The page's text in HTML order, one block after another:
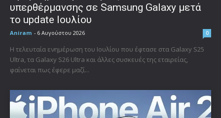
υπερθέρμανσης σε Samsung Galaxy μετά
το update Ιουλίου
Aniram - 6 Αυγούστου 2026 0
Η τελευταία ενημέρωση του Ιουλίου που έφτασε στα Galaxy S25
Ultra, τα Galaxy S26 Ultra και άλλες συσκευές της εταιρείας,
φαίνεται πως έφερε μαζί...